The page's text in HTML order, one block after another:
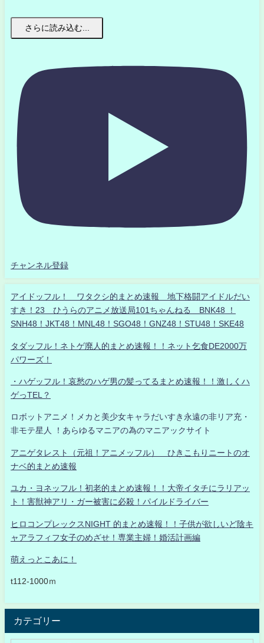
さらに読み込む...
チャンネル登録
アイドッフル！ ワタクシ的まとめ速報 地下格闘アイドルだい
すき！23 ひうらのアニメ放送局101ちゃんねる BNK48 ！
SNH48！JKT48！MNL48！SGO48！GNZ48！STU48！SKE48
タダッフル！ネトゲ廃人的まとめ速報！！ネット乞食DE2000万
パワーズ！
・ハゲッフル！哀愁のハゲ男の髪ってるまとめ速報！！激しくハ
ゲっTEL？
ロボットアニメ！メカと美少女キャラだいすき永遠の非リア充・
非モテ星人 ！あらゆるマニアの為のマニアックサイト
アニゲタレスト（元祖！アニメッフル） ひきこもりニートのオ
ナベ的まとめ速報
ユカ・ヨネッフル！初老的まとめ速報！！大帝イタチにラリアッ
ト！害獣神アリ・ガー被害に必殺！パイルドライバー
ヒロコンプレックスNIGHT 的まとめ速報！！子供が欲しいど陰キ
ャアラフィフ女子のめざせ！専業主婦！婚活計画編
萌えっとこあに！
t112-1000ｍ
カテゴリー